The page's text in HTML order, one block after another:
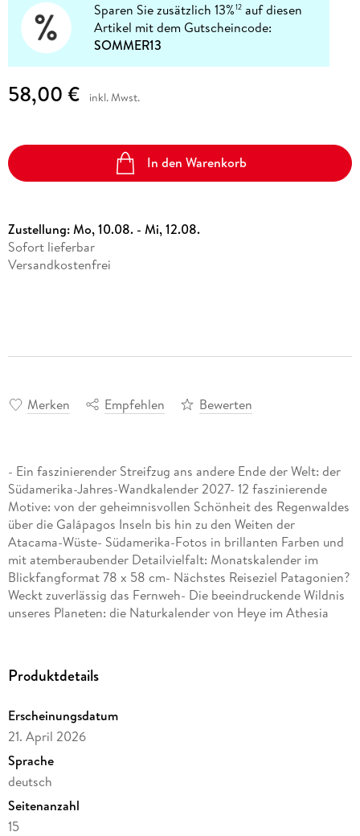
Sparen Sie zusätzlich 13%12 auf diesen
Artikel mit dem Gutscheincode:
SOMMER13
58,00 € inkl. Mwst.
In den Warenkorb
Zustellung:Mo, 10.08. - Mi, 12.08.
Sofort lieferbar
Versandkostenfrei
Merken Empfehlen Bewerten
- Ein faszinierender Streifzug ans andere Ende der Welt: der
Südamerika-Jahres-Wandkalender 2027- 12 faszinierende
Motive: von der geheimnisvollen Schönheit des Regenwaldes
über die Galápagos Inseln bis hin zu den Weiten der
Atacama-Wüste- Südamerika-Fotos in brillanten Farben und
mit atemberaubender Detailvielfalt: Monatskalender im
Blickfangformat 78 x 58 cm- Nächstes Reiseziel Patagonien?
Weckt zuverlässig das Fernweh- Die beeindruckende Wildnis
unseres Planeten: die Naturkalender von Heye im Athesia
Produktdetails
Erscheinungsdatum
21. April 2026
Sprache
deutsch
Seitenanzahl
15